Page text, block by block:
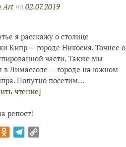
Artна 02.07.2019
я расскажу о столице
Кипр — городе Никосия. Точнее о
части. Также мы
в Лимассоле — городе на южном
Попутно посетим…
чтение]
репост!
VK Odnoklassniki
Telegram